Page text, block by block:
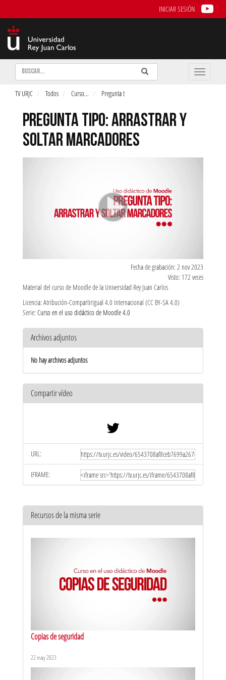
INICIAR SESIÓN
Buscar Enviar
Buscar
Toggle
TV URJC Todos Curso... Pregunta t
PREGUNTA TIPO: ARRASTRAR Y
SOLTAR MARCADORES
Fecha de grabación: 2 nov 2023
Visto: 172 veces
Material del curso de Moodle de la Universidad Rey Juan Carlos
Licencia: Atribución-CompartirIgual 4.0 Internacional (CC BY-SA 4.0)
Serie: Curso en el uso didáctico de Moodle 4.0
Archivos adjuntos
No hay archivos adjuntos
Compartir vídeo
URL:
IFRAME:
Recursos de la misma serie
Copias de seguridad
22 may 2023